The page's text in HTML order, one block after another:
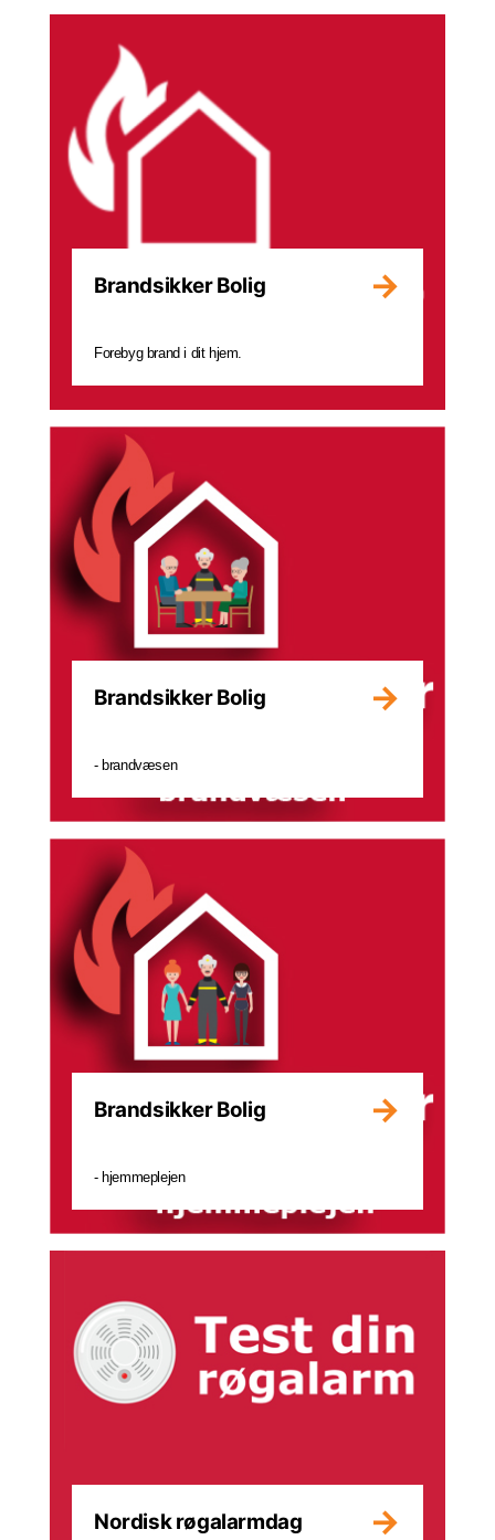
Brandsikker Bolig
Forebyg brand i dit hjem.
Brandsikker Bolig
- brandvæsen
Brandsikker Bolig
- hjemmeplejen
Nordisk røgalarmdag